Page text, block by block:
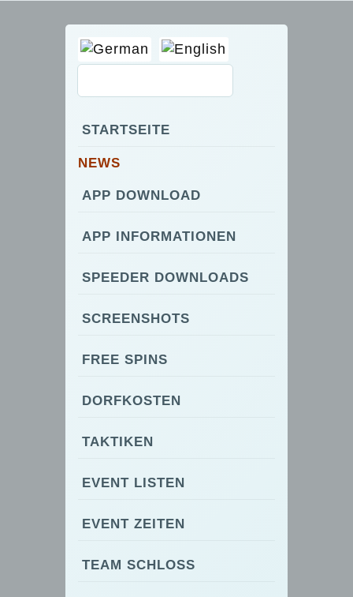
STARTSEITE
NEWS
APP DOWNLOAD
APP INFORMATIONEN
SPEEDER DOWNLOADS
SCREENSHOTS
FREE SPINS
DORFKOSTEN
TAKTIKEN
EVENT LISTEN
EVENT ZEITEN
TEAM SCHLOSS